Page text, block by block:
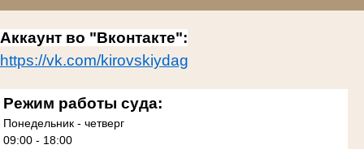
Аккаунт во "Вконтакте":
https://vk.com/kirovskiydag
Режим работы суда:
Понедельник - четверг
09:00 - 18:00